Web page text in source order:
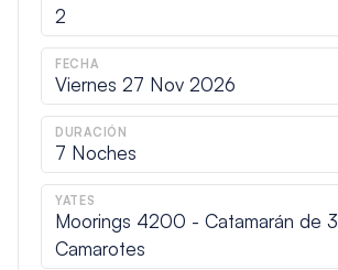
2
FECHA
Viernes 27 Nov 2026
DURACIÓN
7 Noches
YATES
Moorings 4200 - Catamarán de 3
Camarotes